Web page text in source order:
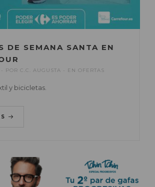
DE SEMANA SANTA EN
POR C.C. AUGUSTA EN OFERTAS
y bicicletas.